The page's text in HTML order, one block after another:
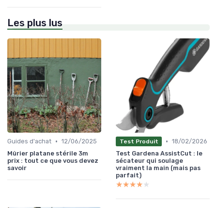
Les plus lus
Guides d'achat • 12/06/2025
Mûrier platane stérile 3m
prix : tout ce que vous devez
savoir
Test Produit • 18/02/2026
Test Gardena AssistCut : le
sécateur qui soulage
vraiment la main (mais pas
parfait)
★★★★★
★★★★★